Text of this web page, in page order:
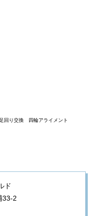
り交換 四輪アライメント
ド
33-2